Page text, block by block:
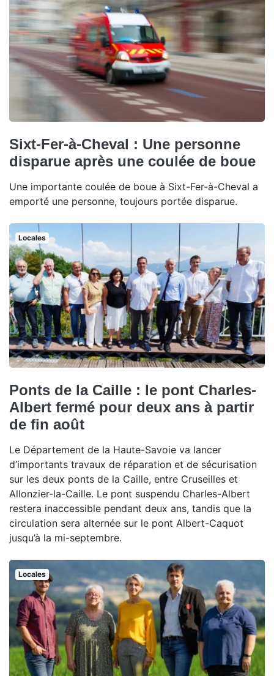
Sixt-Fer-à-Cheval : Une personne
disparue après une coulée de boue
Une importante coulée de boue à Sixt-Fer-à-Cheval a
emporté une personne, toujours portée disparue.
Locales
Ponts de la Caille : le pont Charles-
Albert fermé pour deux ans à partir
de fin août
Le Département de la Haute-Savoie va lancer
d’importants travaux de réparation et de sécurisation
sur les deux ponts de la Caille, entre Cruseilles et
Allonzier-la-Caille. Le pont suspendu Charles-Albert
restera inaccessible pendant deux ans, tandis que la
circulation sera alternée sur le pont Albert-Caquot
jusqu’à la mi-septembre.
Locales